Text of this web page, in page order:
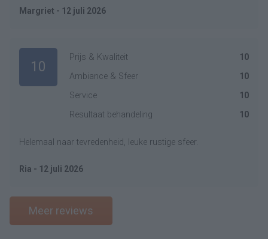
Margriet - 12 juli 2026
10
Prijs & Kwaliteit
10
Ambiance & Sfeer
10
Service
10
Resultaat behandeling
10
Helemaal naar tevredenheid, leuke rustige sfeer.
Ria - 12 juli 2026
Meer reviews